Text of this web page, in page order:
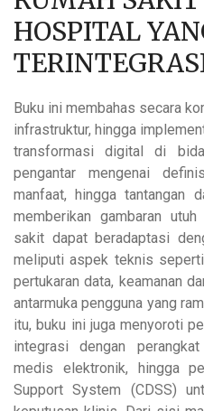
HOSPITAL
Buku ini membahas secara
infrastruktur, hingga
transformasi digital di
pengantar mengenai
manfaat, hingga tantangan
memberikan gambaran
sakit dapat beradaptasi
meliputi aspek teknis
pertukaran data, keamanan
antarmuka pengguna yang
itu, buku ini juga menyoroti
integrasi dengan
medis elektronik, hingga
Support System (CDSS)